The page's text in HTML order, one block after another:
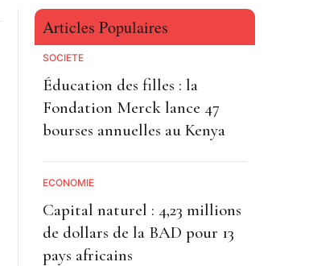
Articles Populaires
SOCIETE
Éducation des filles : la
Fondation Merck lance 47
bourses annuelles au Kenya
ECONOMIE
Capital naturel : 4,23 millions
de dollars de la BAD pour 13
pays africains